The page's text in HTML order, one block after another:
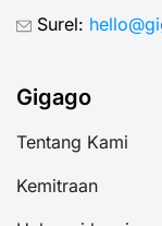
Surel:
Gigago
Tentang Kami
Kemitraan